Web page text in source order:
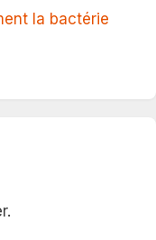
la bactérie